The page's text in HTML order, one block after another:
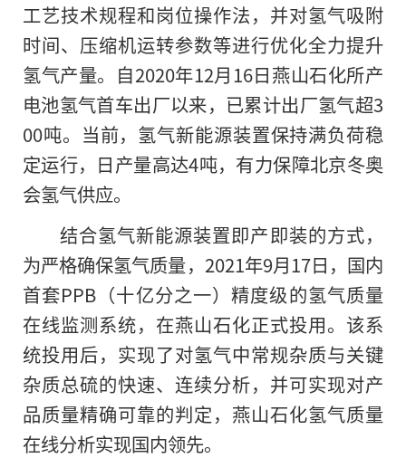
工艺技术规程和岗位操作法，并对氢气吸附
时间、压缩机运转参数等进行优化全力提升
氢气产量。自2020年12月16日燕山石化所产
电池氢气首车出厂以来，已累计出厂氢气超3
00吨。当前，氢气新能源装置保持满负荷稳
定运行，日产量高达4吨，有力保障北京冬奥
会氢气供应。
结合氢气新能源装置即产即装的方式，
为严格确保氢气质量，2021年9月17日，国内
首套PPB（十亿分之一）精度级的氢气质量
在线监测系统，在燕山石化正式投用。该系
统投用后，实现了对氢气中常规杂质与关键
杂质总硫的快速、连续分析，并可实现对产
品质量精确可靠的判定，燕山石化氢气质量
在线分析实现国内领先。